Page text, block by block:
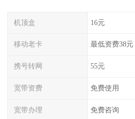
机顶盒 16元
移动老卡 最低资费38元
携号转网 55元
宽带资费 免费使用
宽带办理 免费咨询